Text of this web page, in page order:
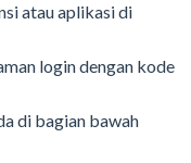
atau aplikasi di
login dengan kode
di bagian bawah